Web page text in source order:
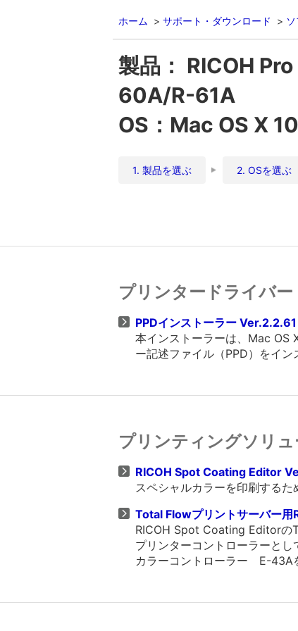
ホーム サポート・ダウンロード
製品： RICOH
60A/R-61A
OS：Mac OS X
1. 製品を選ぶ 2. OSを選ぶ
プリンタードライバー
PPDインストーラー Ver.2.2.61
本インストーラーは、Mac OS
ー記述ファイル（PPD）をイン
プリンティングソリ
RICOH Spot Coating Editor
スペシャルカラーを印刷するた
Total Flowプリントサーバー
RICOH Spot Coating Editorの
プリンターコントローラーと
カラーコントローラー E-43A